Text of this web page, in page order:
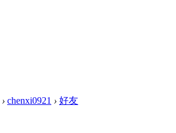
› chenxi0921 › 好友